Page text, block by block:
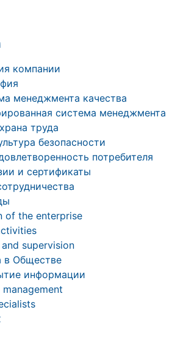
компании
менеджмента качества
система менеджмента
труда
безопасности
потребителя
и сертификаты
of the enterprise
supervision
в Обществе
информации
management